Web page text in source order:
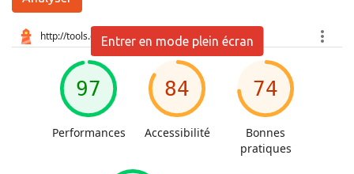
Entrer en mode plein écran